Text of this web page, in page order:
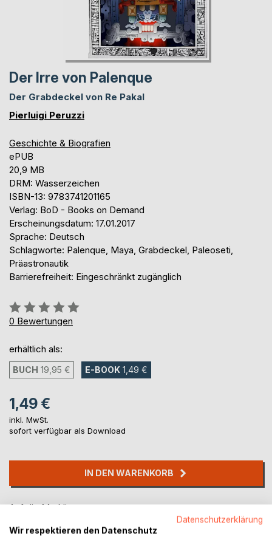
Der Irre von Palenque
Der Grabdeckel von Re Pakal
Pierluigi Peruzzi
Geschichte & Biografien
ePUB
20,9 MB
DRM: Wasserzeichen
ISBN-13: 9783741201165
Verlag: BoD - Books on Demand
Erscheinungsdatum: 17.01.2017
Sprache: Deutsch
Schlagworte: Palenque, Maya, Grabdeckel, Paleoseti,
Präastronautik
Barrierefreiheit: Eingeschränkt zugänglich
Bewertung::
0%
0 Bewertungen
erhältlich als:
BUCH 19,95 € E-BOOK 1,49 €
1,49 €
inkl. MwSt.
sofort verfügbar als Download
IN DEN WARENKORB
Auf die Merkliste
Datenschutzerklärung
Wir respektieren den Datenschutz